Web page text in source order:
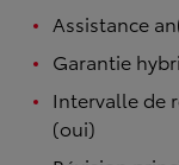
Assistance
Garantie
Intervalle de
(oui)